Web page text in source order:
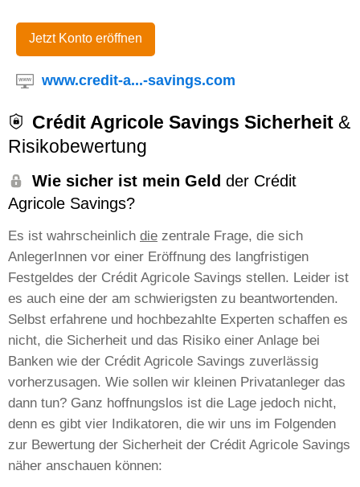
Jetzt Konto eröffnen
www.credit-a...-savings.com
Crédit Agricole Savings Sicherheit &
Risikobewertung
Wie sicher ist mein Geld der Crédit
Agricole Savings?
Es ist wahrscheinlich die zentrale Frage, die sich
AnlegerInnen vor einer Eröffnung des langfristigen
Festgeldes der Crédit Agricole Savings stellen. Leider ist
es auch eine der am schwierigsten zu beantwortenden.
Selbst erfahrene und hochbezahlte Experten schaffen es
nicht, die Sicherheit und das Risiko einer Anlage bei
Banken wie der Crédit Agricole Savings zuverlässig
vorherzusagen. Wie sollen wir kleinen Privatanleger das
dann tun? Ganz hoffnungslos ist die Lage jedoch nicht,
denn es gibt vier Indikatoren, die wir uns im Folgenden
zur Bewertung der Sicherheit der Crédit Agricole Savings
näher anschauen können: